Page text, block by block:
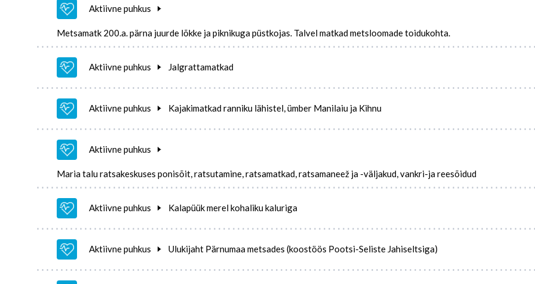
Aktiivne puhkus
Metsamatk 200.a. pärna juurde lõkke ja piknikuga püstkojas. Talvel matkad metsloomade toidukohta.
Aktiivne puhkus Jalgrattamatkad
Aktiivne puhkus Kajakimatkad ranniku lähistel, ümber Manilaiu ja Kihnu
Aktiivne puhkus
Maria talu ratsakeskuses ponisõit, ratsutamine, ratsamatkad, ratsamaneež ja -väljakud, vankri-ja reesõidud
Aktiivne puhkus Kalapüük merel kohaliku kaluriga
Aktiivne puhkus Ulukijaht Pärnumaa metsades (koostöös Pootsi-Seliste Jahiseltsiga)